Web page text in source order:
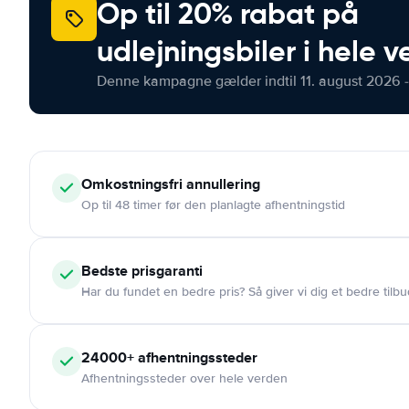
Op til 20% rabat på
udlejningsbiler i hele
Denne kampagne gælder indtil 11. august 2026
Omkostningsfri annullering
Op til 48 timer før den planlagte afhentningstid
Bedste prisgaranti
Har du fundet en bedre pris? Så giver vi dig et bedre
24000+afhentningssteder
Afhentningssteder over hele verden